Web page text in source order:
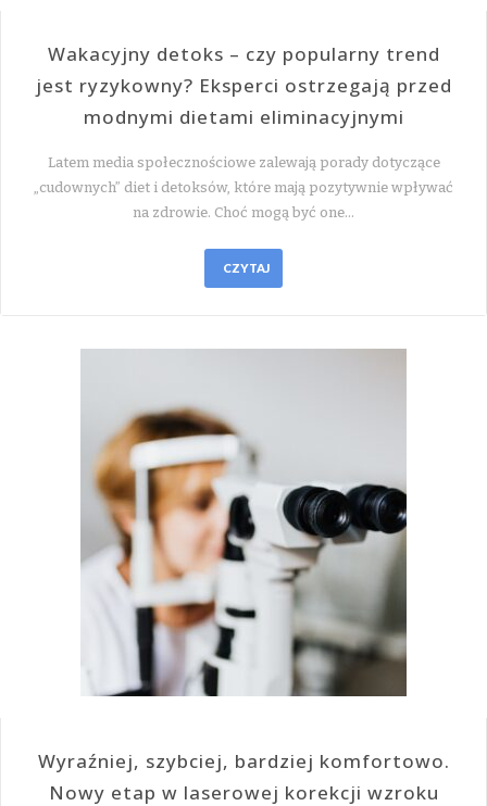
Wakacyjny detoks – czy popularny trend
jest ryzykowny? Eksperci ostrzegają przed
modnymi dietami eliminacyjnymi
Latem media społecznościowe zalewają porady dotyczące
„cudownych” diet i detoksów, które mają pozytywnie wpływać
na zdrowie. Choć mogą być one…
CZYTAJ
Wyraźniej, szybciej, bardziej komfortowo.
Nowy etap w laserowej korekcji wzroku